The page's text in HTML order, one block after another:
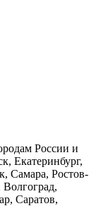
России и
Екатеринбург,
Самара, Ростов-
Саратов,